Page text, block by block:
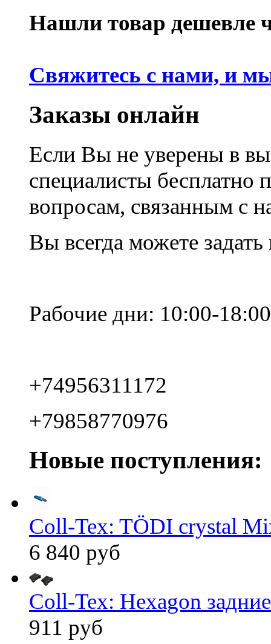
Нашли товар дешевле
Свяжитесь с нами, и
Заказы онлайн
Если Вы не уверены в
специалисты
вопросам, связанным с
Вы всегда можете
Рабочие дни: 10:00-18:00
+74956311172
+79858770976
Новые поступления:
Coll-Tex: TÖDI crystal
6 840 руб
Coll-Tex: Hexagon
911 руб